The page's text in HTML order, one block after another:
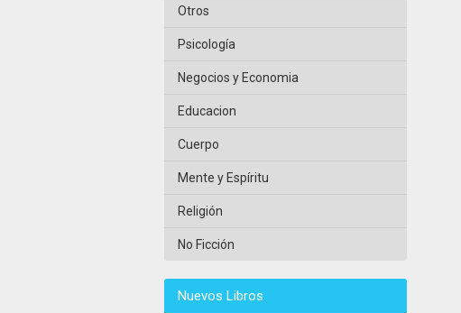
Otros
Psicología
Negocios y Economia
Educacion
Cuerpo
Mente y Espíritu
Religión
No Ficción
Nuevos Libros